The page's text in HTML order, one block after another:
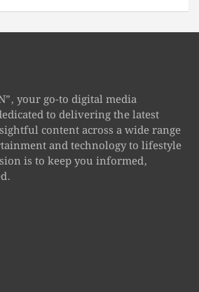
your go-to digital media
to delivering the latest
content across a wide range
and technology to lifestyle
is to keep you informed,